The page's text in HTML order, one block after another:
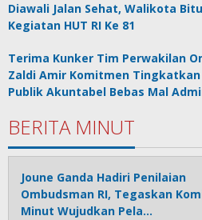
Diawali Jalan Sehat, Walikota
Kegiatan HUT RI Ke 81
Terima Kunker Tim Perwakilan
Zaldi Amir Komitmen
Publik Akuntabel Bebas Mal
BERITA MINUT
Joune Ganda Hadiri Penilaian
Ombudsman RI, Tegaskan
Minut Wujudkan Pela…